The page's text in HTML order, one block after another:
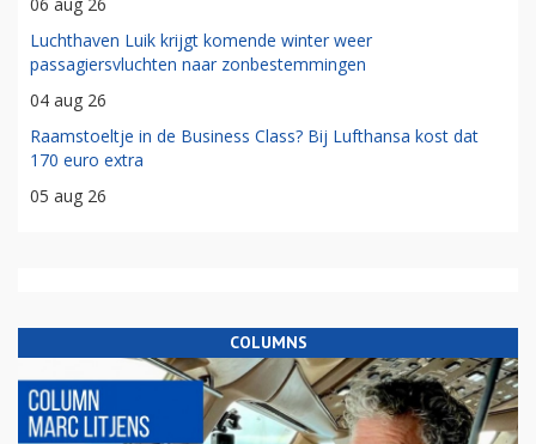
Luchthaven Luik krijgt komende winter weer
passagiersvluchten naar zonbestemmingen
04 aug 26
Raamstoeltje in de Business Class? Bij Lufthansa kost dat
170 euro extra
05 aug 26
COLUMNS